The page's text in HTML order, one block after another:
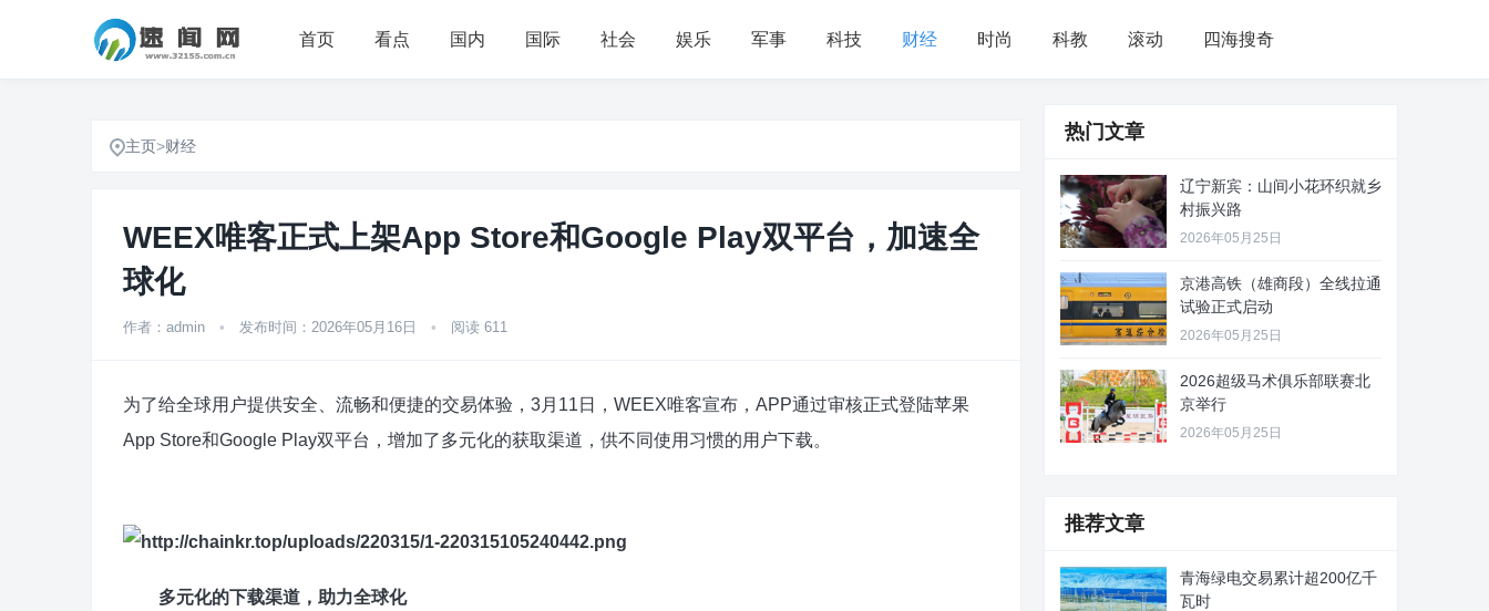
首页 看点 国内 国际 社会 娱乐 军事 科技 财经 时尚 科教 滚动 四海搜奇
主页>财经
WEEX唯客正式上架App Store和Google Play双平台，加速全
球化
作者：admin • 发布时间：2026年05月16日 • 阅读 611
为了给全球用户提供安全、流畅和便捷的交易体验，3月11日，WEEX唯客宣布，APP通过审核正式登陆苹果
App Store和Google Play双平台，增加了多元化的获取渠道，供不同使用习惯的用户下载。
多元化的下载渠道，助力全球化
热门文章
辽宁新宾：山间小花环织就乡
村振兴路
2026年05月25日
京港高铁（雄商段）全线拉通
试验正式启动
2026年05月25日
2026超级马术俱乐部联赛北
京举行
2026年05月25日
推荐文章
青海绿电交易累计超200亿千
瓦时